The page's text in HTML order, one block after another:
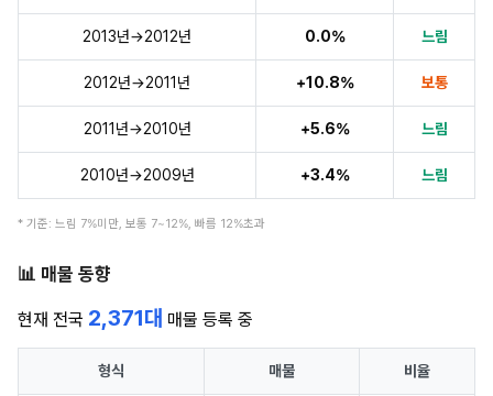
2013년→2012년 0.0% 느림
2012년→2011년 +10.8% 보통
2011년→2010년 +5.6% 느림
2010년→2009년 +3.4% 느림
* 기준: 느림 7%미만, 보통 7~12%, 빠름 12%초과
📊 매물 동향
현재 전국 2,371대 매물 등록 중
형식 매물 비율